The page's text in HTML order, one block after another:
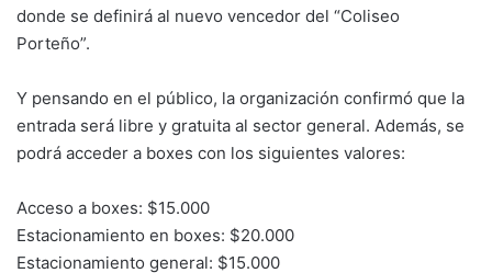
donde se definirá al nuevo vencedor del “Coliseo
Porteño”.
Y pensando en el público, la organización confirmó que la
entrada será libre y gratuita al sector general. Además, se
podrá acceder a boxes con los siguientes valores:
Acceso a boxes: $15.000
Estacionamiento en boxes: $20.000
Estacionamiento general: $15.000